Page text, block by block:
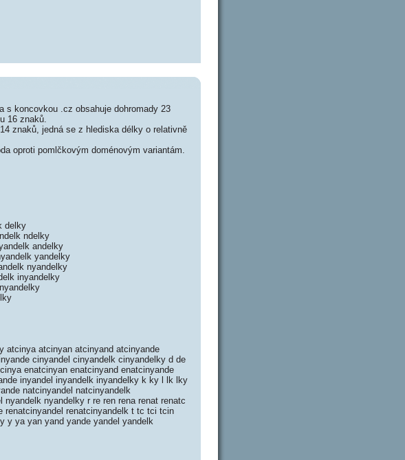
s koncovkou .cz obsahuje dohromady 23
16 znaků.
znaků, jedná se z hlediska délky o relativně
oproti pomlčkovým doménovým variantám.
delky
ndelky
andelky
yandelky
nyandelky
inyandelky
atcinya atcinyan atcinyand atcinyande
cinyandel cinyandelk cinyandelky d de
enatcinyan enatcinyand enatcinyande
inyandel inyandelk inyandelky k ky l lk lky
natcinyandel natcinyandelk
nyandelky r re ren rena renat renatc
renatcinyandel renatcinyandelk t tc tci tcin
y ya yan yand yande yandel yandelk